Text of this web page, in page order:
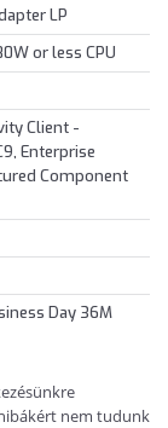
LP
or less CPU
Client -
Enterprise
Component
Day 36M
nem tudunk